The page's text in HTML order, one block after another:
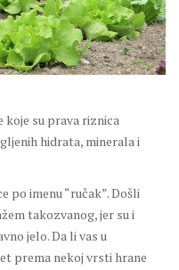
koje su prava riznica
hidrata, minerala i
po imenu “ručak”. Došli
takozvanog, jer su i
jelo. Da li vas u
prema nekoj vrsti hrane